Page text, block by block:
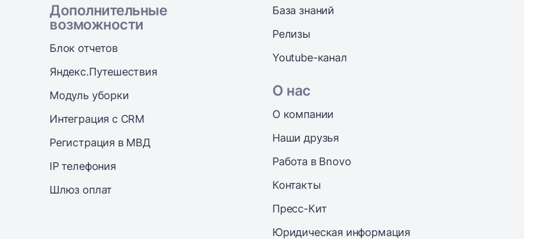
Дополнительные
возможности
Блок отчетов
Яндекс.Путешествия
Модуль уборки
Интеграция с CRM
Регистрация в МВД
IP телефония
Шлюз оплат
База знаний
Релизы
Youtube-канал
О нас
О компании
Наши друзья
Работа в Bnovo
Контакты
Пресс-Кит
Юридическая информация